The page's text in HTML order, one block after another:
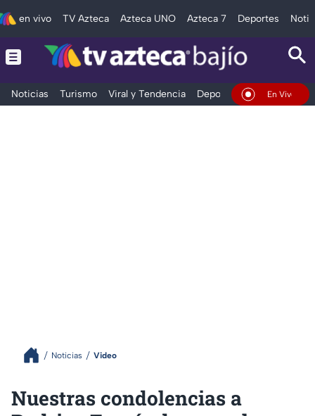
en vivo TV Azteca Azteca UNO Azteca 7 Deportes
Noticias Turismo Viral y Tendencia Deportes Espectáculos
En Vivo
Noticias Video
Nuestras condolencias a